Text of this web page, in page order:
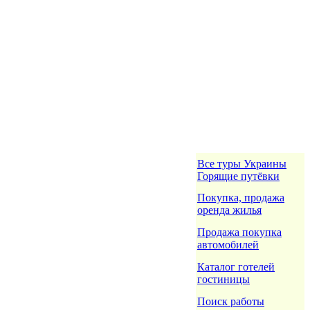
Все туры Украины
Горящие путёвки
Покупка, продажа
оренда жилья
Продажа покупка
автомобилей
Каталог готелей
гостиницы
Поиск работы